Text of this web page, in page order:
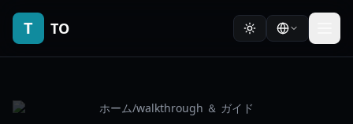
T TO
ホーム/walkthrough ＆ ガイド